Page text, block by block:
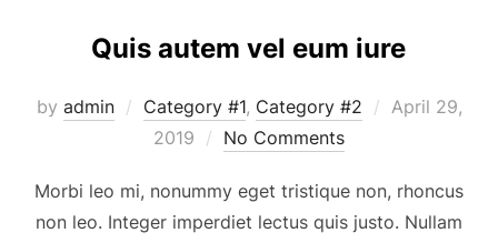
Quis autem vel eum iure
by admin Category #1, Category #2
Posted
April 29,
2019
No Comments
Morbi leo mi, nonummy eget tristique non, rhoncus
non leo. Integer imperdiet lectus quis justo. Nullam